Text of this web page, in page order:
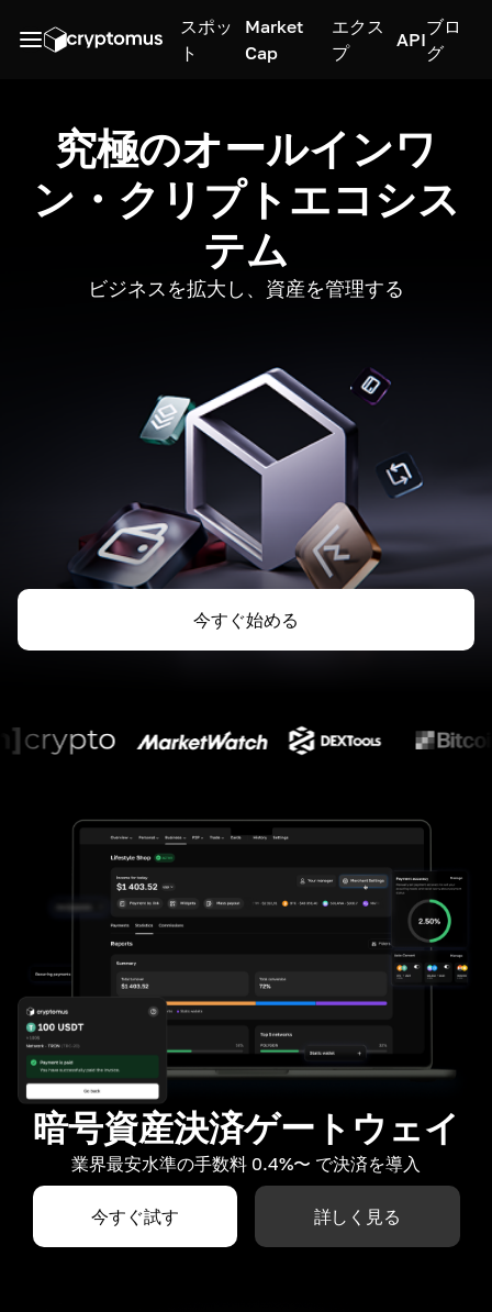
スポッ
ト
Market
Cap
エクス
プ
API
ブロ
グ
究極のオールインワ
ン・クリプトエコシス
テム
ビジネスを拡大し、資産を管理する
今すぐ始める
暗号資産決済ゲートウェイ
業界最安水準の手数料 0.4%〜 で決済を導入
今すぐ試す 詳しく見る